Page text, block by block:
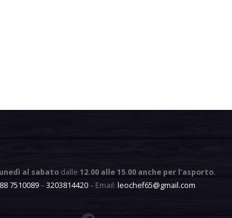
al sabato dalle 12.00 alle 15.00 anche per l’asporto.
7510089–3203814420– Email: leochef65@gmail.com